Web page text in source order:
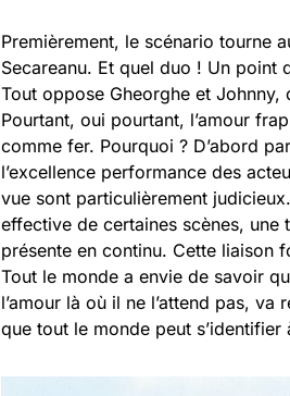
Premièrement, le scénario tourne
Secareanu. Et quel duo ! Un
Tout oppose Gheorghe et
Pourtant, oui pourtant, l’amour
comme fer. Pourquoi ? D’abord
l’excellence performance des
vue sont particulièrement
effective de certaines scènes, une
présente en continu. Cette liaison
Tout le monde a envie de savoir
l’amour là où il ne l’attend pas,
que tout le monde peut s’identifier